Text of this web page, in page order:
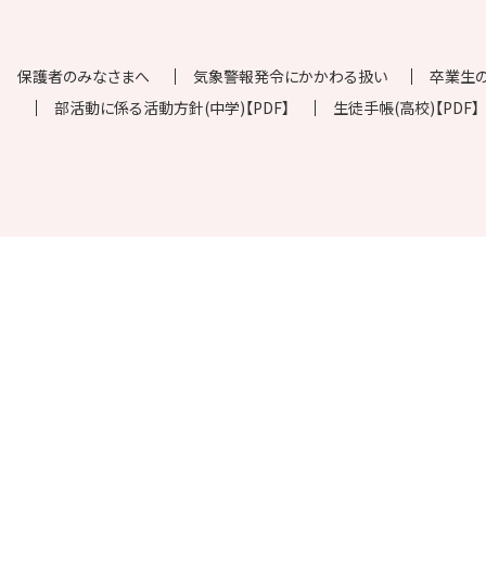
保護者のみなさまへ 気象警報発令にかかわる扱い
卒業生
部活動に係る活動方針(中学)【PDF】
生徒手帳(高校)【PDF】